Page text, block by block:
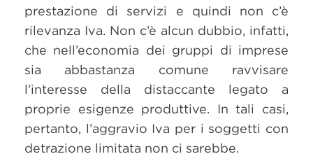
prestazione di servizi e quindi non c’è
rilevanza Iva. Non c’è alcun dubbio, infatti,
che nell’economia dei gruppi di imprese
sia abbastanza comune ravvisare
l’interesse della distaccante legato a
proprie esigenze produttive. In tali casi,
pertanto, l’aggravio Iva per i soggetti con
detrazione limitata non ci sarebbe.